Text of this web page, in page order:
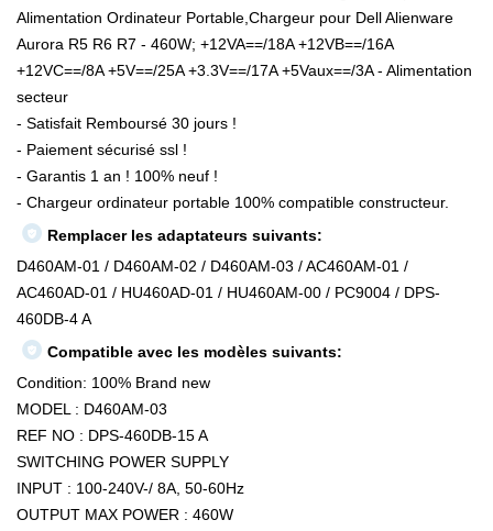
Alimentation Ordinateur Portable,Chargeur pour Dell Alienware
Aurora R5 R6 R7 - 460W; +12VA==/18A +12VB==/16A
+12VC==/8A +5V==/25A +3.3V==/17A +5Vaux==/3A - Alimentation
secteur
- Satisfait Remboursé 30 jours !
- Paiement sécurisé ssl !
- Garantis 1 an ! 100% neuf !
- Chargeur ordinateur portable 100% compatible constructeur.
Remplacer les adaptateurs suivants:
D460AM-01 / D460AM-02 / D460AM-03 / AC460AM-01 /
AC460AD-01 / HU460AD-01 / HU460AM-00 / PC9004 / DPS-
460DB-4 A
Compatible avec les modèles suivants:
Condition: 100% Brand new
MODEL : D460AM-03
REF NO : DPS-460DB-15 A
SWITCHING POWER SUPPLY
INPUT : 100-240V-/ 8A, 50-60Hz
OUTPUT MAX POWER : 460W